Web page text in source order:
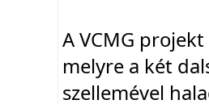
A VCMG
melyre a két
szellemével